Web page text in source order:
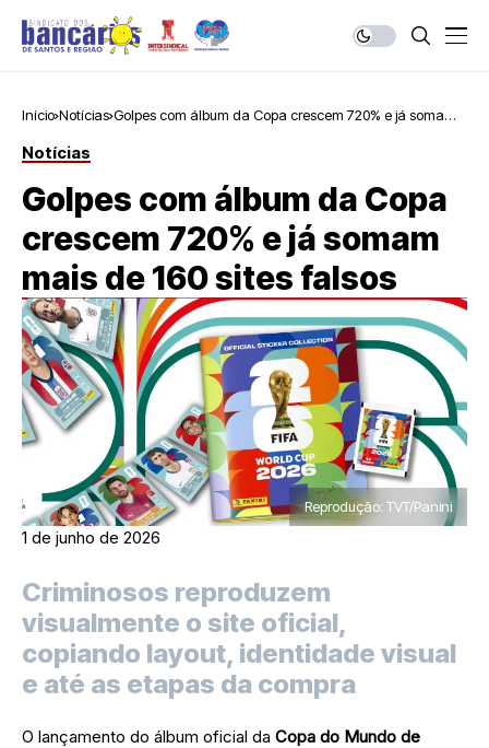
Início Notícias Golpes com álbum da Copa crescem 720% e já somam
Notícias
Golpes com álbum da Copa
crescem 720% e já somam
mais de 160 sites falsos
Reprodução: TVT/Panini
1 de junho de 2026
Criminosos reproduzem
visualmente o site oficial,
copiando layout, identidade visual
e até as etapas da compra
O lançamento do álbum oficial da Copa do Mundo de